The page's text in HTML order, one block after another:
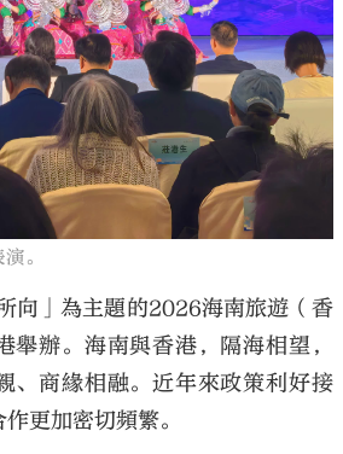
。
向」為主題的2026海南旅遊（香
舉辦。海南與香港，隔海相望，
、商緣相融。近年來政策利好接
更加密切頻繁。